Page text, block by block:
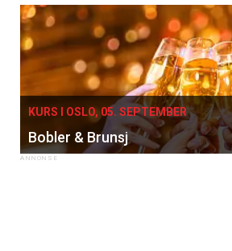
KURS I OSLO, 05. SEPTEMBER
Bobler & Brunsj